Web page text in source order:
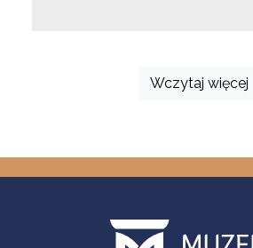
Wczytaj więcej